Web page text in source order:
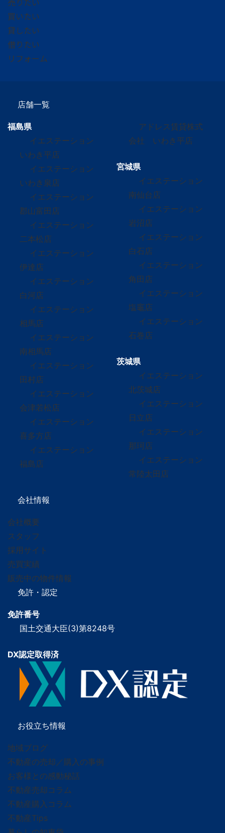
買いたい
貸したい
借りたい
リフォーム
店舗一覧
福島県
イエステーション
いわき平店
イエステーション
いわき泉店
イエステーション
郡山富田店
イエステーション
二本松店
イエステーション
伊達店
イエステーション
白河店
イエステーション
相馬店
イエステーション
南相馬店
イエステーション
田村店
イエステーション
会津若松店
イエステーション
喜多方店
イエステーション
福島店
アドレス賃貸株式
会社 いわき平店
宮城県
イエステーション
南仙台店
イエステーション
岩沼店
イエステーション
白石店
イエステーション
角田店
イエステーション
塩竈店
イエステーション
石巻店
茨城県
イエステーション
北茨城店
イエステーション
日立店
イエステーション
那珂店
イエステーション
常陸太田店
会社情報
会社概要
スタッフ
採用サイト
売買実績
販売中の物件情報
免許・認定
免許番号
国土交通大臣(3)第8248号
DX認定取得済
お役立ち情報
地域ブログ
不動産の売却／購入の事例
お客様との感動秘話
不動産売却コラム
不動産購入コラム
不動産Tips